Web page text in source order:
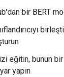
bir BERT
eğitin, bunun bir
yapın